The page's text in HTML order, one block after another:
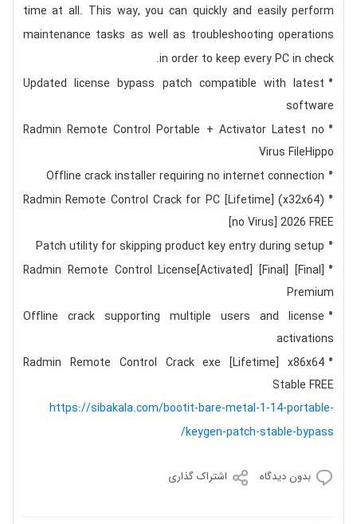
time at all. This way, you can quickly and easily perform
maintenance tasks as well as troubleshooting operations
in order to keep every PC in check.
Updated license bypass patch compatible with latest
software
Radmin Remote Control Portable + Activator Latest no
Virus FileHippo
Offline crack installer requiring no internet connection
Radmin Remote Control Crack for PC [Lifetime] (x32x64)
[no Virus] 2026 FREE
Patch utility for skipping product key entry during setup
Radmin Remote Control License[Activated] [Final] [Final]
Premium
Offline crack supporting multiple users and license
activations
Radmin Remote Control Crack exe [Lifetime] x86x64
Stable FREE
https://sibakala.com/bootit-bare-metal-1-14-portable-
keygen-patch-stable-bypass/
بدون دیدگاه اشتراک گذاری